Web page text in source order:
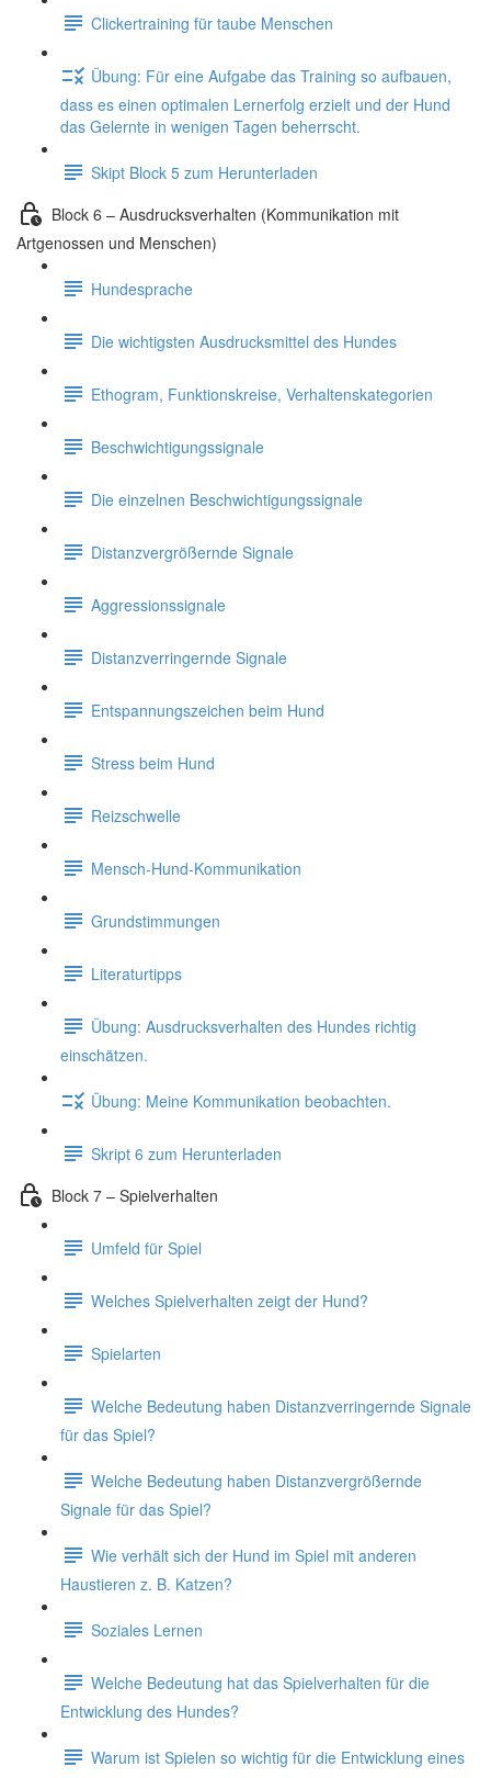
Clickertraining für taube Menschen
Übung: Für eine Aufgabe das Training so aufbauen,
dass es einen optimalen Lernerfolg erzielt und der Hund
das Gelernte in wenigen Tagen beherrscht.
Skipt Block 5 zum Herunterladen
Block 6 – Ausdrucksverhalten (Kommunikation mit
Artgenossen und Menschen)
Hundesprache
Die wichtigsten Ausdrucksmittel des Hundes
Ethogram, Funktionskreise, Verhaltenskategorien
Beschwichtigungssignale
Die einzelnen Beschwichtigungssignale
Distanzvergrößernde Signale
Aggressionssignale
Distanzverringernde Signale
Entspannungszeichen beim Hund
Stress beim Hund
Reizschwelle
Mensch-Hund-Kommunikation
Grundstimmungen
Literaturtipps
Übung: Ausdrucksverhalten des Hundes richtig
einschätzen.
Übung: Meine Kommunikation beobachten.
Skript 6 zum Herunterladen
Block 7 – Spielverhalten
Umfeld für Spiel
Welches Spielverhalten zeigt der Hund?
Spielarten
Welche Bedeutung haben Distanzverringernde Signale
für das Spiel?
Welche Bedeutung haben Distanzvergrößernde
Signale für das Spiel?
Wie verhält sich der Hund im Spiel mit anderen
Haustieren z. B. Katzen?
Soziales Lernen
Welche Bedeutung hat das Spielverhalten für die
Entwicklung des Hundes?
Warum ist Spielen so wichtig für die Entwicklung eines